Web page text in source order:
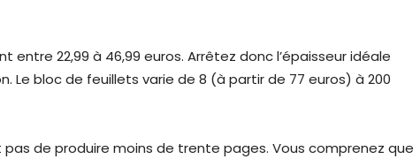
22,99 à 46,99 euros. Arrêtez donc l’épaisseur idéale
Le bloc de feuillets varie de 8 (à partir de 77 euros) à 200
de produire moins de trente pages. Vous comprenez que